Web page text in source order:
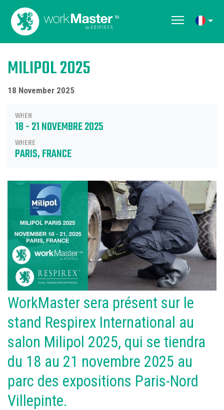
MILIPOL 2025
18 November 2025
WHEN
18 - 21 NOVEMBRE 2025
WHERE
PARIS, FRANCE
WorkMaster sera présent sur le
stand Respirex International au
salon Milipol 2025, qui se tiendra
du 18 au 21 novembre 2025 au
parc des expositions Paris-Nord
Villepinte.